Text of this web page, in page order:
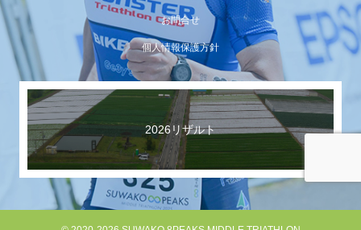
【イベント報告】Luminaオンラインガイドツアーが開催
されました
お問合せ
個人情報保護方針
2026リザルト